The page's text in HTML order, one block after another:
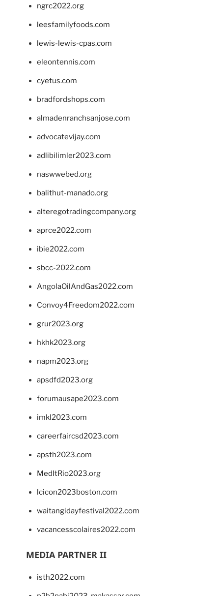
ngrc2022.org
leesfamilyfoods.com
lewis-lewis-cpas.com
eleontennis.com
cyetus.com
bradfordshops.com
almadenranchsanjose.com
advocatevijay.com
adlibilimler2023.com
naswwebed.org
balithut-manado.org
alteregotradingcompany.org
aprce2022.com
ibie2022.com
sbcc-2022.com
AngolaOilAndGas2022.com
Convoy4Freedom2022.com
grur2023.org
hkhk2023.org
napm2023.org
apsdfd2023.org
forumausape2023.com
imkl2023.com
careerfaircsd2023.com
apsth2023.com
MedItRio2023.org
lcicon2023boston.com
waitangidayfestival2022.com
vacancesscolaires2022.com
MEDIA PARTNER II
isth2022.com